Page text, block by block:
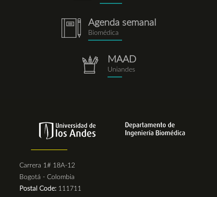
notebook.png
Agenda semanal
Biomédica
repositorio.png
MAAD
Uniandes
Carrera 1# 18A-12
Bogotá - Colombia
Postal Code: 111711